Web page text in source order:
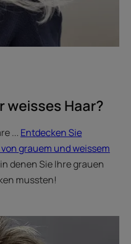
weisses Haar?
... Entdecken Sie
grauem und weissem
denen Sie Ihre grauen
mussten!